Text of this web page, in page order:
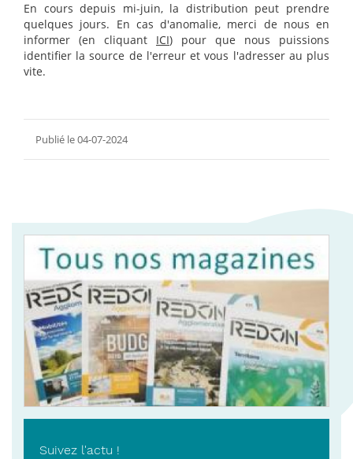
En cours depuis mi-juin, la distribution peut prendre
quelques jours. En cas d'anomalie, merci de nous en
informer (en cliquant ICI) pour que nous puissions
identifier la source de l'erreur et vous l'adresser au plus
vite.
Publié le 04-07-2024
Suivez l'actu !